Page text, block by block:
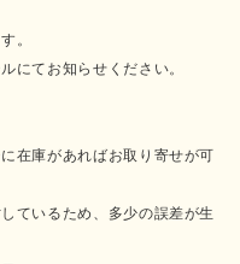
。
にてお知らせください。
在庫があればお取り寄せが可
ているため、多少の誤差が生